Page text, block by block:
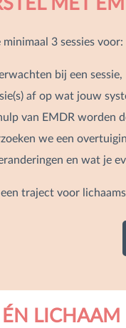
MET
3 sessies voor:
bij een sessie,
af op wat jouw
van EMDR
we een
en wat je
traject voor
LICHAAM